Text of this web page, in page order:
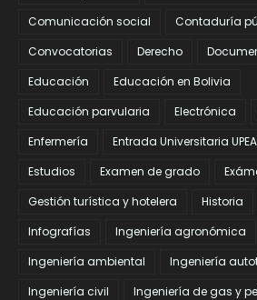
Comunicación social
Contaduría
Convocatorias
Derecho
Educación
Educación en Bolivia
Educación parvularia
Electrónica
Enfermería
Entrada Universitaria UPEA
Estudios
Examen de grado
Gestión turística y hotelera
Historia
Infografías
Ingeniería agronómica
Ingeniería ambiental
Ingeniería
Ingeniería civil
Ingeniería de gas y